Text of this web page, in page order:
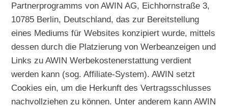
Partnerprogramms von AWIN AG, Eichhornstraße 3,
10785 Berlin, Deutschland, das zur Bereitstellung
eines Mediums für Websites konzipiert wurde, mittels
dessen durch die Platzierung von Werbeanzeigen und
Links zu AWIN Werbekostenerstattung verdient
werden kann (sog. Affiliate-System). AWIN setzt
Cookies ein, um die Herkunft des Vertragsschlusses
nachvollziehen zu können. Unter anderem kann AWIN